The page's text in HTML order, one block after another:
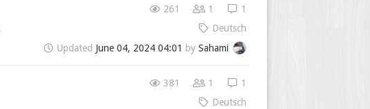
261 1
1
Deutsch
Updated June 04, 2024 04:01 by Sahami
381 1
1
Deutsch